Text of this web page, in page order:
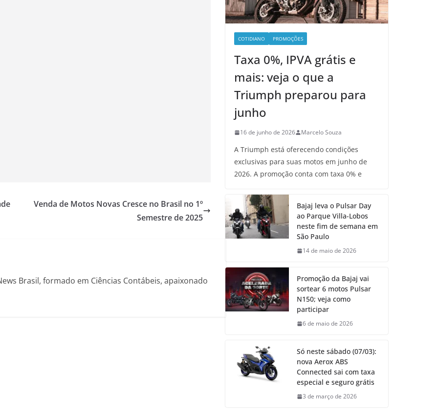
Venda de Motos Novas Cresce no Brasil no 1º
Semestre de 2025
Brasil, formado em Ciências Contábeis, apaixonado
COTIDIANO PROMOÇÕES
Taxa 0%, IPVA grátis e
mais: veja o que a
Triumph preparou para
junho
16 de junho de 2026 Marcelo Souza
A Triumph está oferecendo condições
exclusivas para suas motos em junho de
2026. A promoção conta com taxa 0% e
Bajaj leva o Pulsar Day
ao Parque Villa-Lobos
neste fim de semana em
São Paulo
14 de maio de 2026
Promoção da Bajaj vai
sortear 6 motos Pulsar
N150; veja como
participar
6 de maio de 2026
Só neste sábado (07/03):
nova Aerox ABS
Connected sai com taxa
especial e seguro grátis
3 de março de 2026